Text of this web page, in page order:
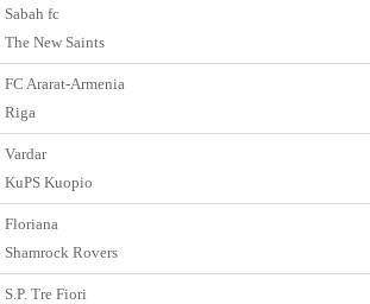
Sabah fc
The New Saints
FC Ararat-Armenia
Riga
Vardar
KuPS Kuopio
Floriana
Shamrock Rovers
S.P. Tre Fiori